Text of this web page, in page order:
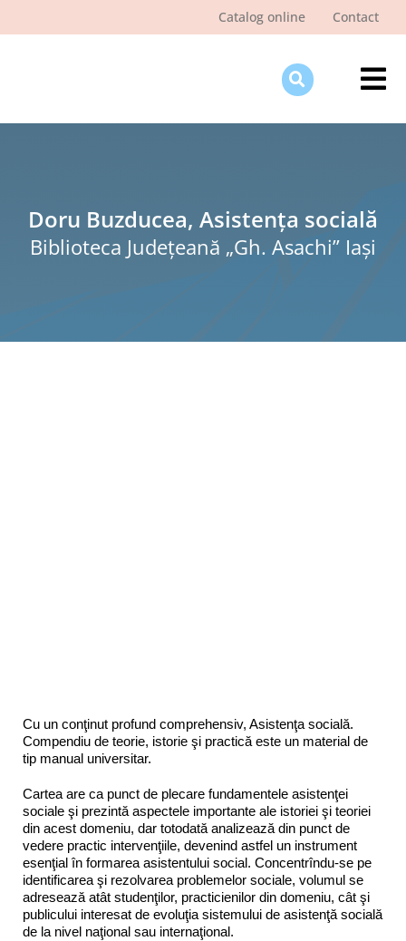
Catalog online Contact
Doru Buzducea, Asistența socială
Biblioteca Judeţeană „Gh. Asachi” Iaşi
Cu un conţinut profund comprehensiv, Asistenţa socială.
Compendiu de teorie, istorie şi practică este un material de
tip manual universitar.
Cartea are ca punct de plecare fundamentele asistenţei
sociale şi prezintă aspectele importante ale istoriei şi teoriei
din acest domeniu, dar totodată analizează din punct de
vedere practic intervenţiile, devenind astfel un instrument
esenţial în formarea asistentului social. Concentrîndu-se pe
identificarea şi rezolvarea problemelor sociale, volumul se
adresează atât studenţilor, practicienilor din domeniu, cât şi
publicului interesat de evoluţia sistemului de asistenţă socială
de la nivel naţional sau internaţional.